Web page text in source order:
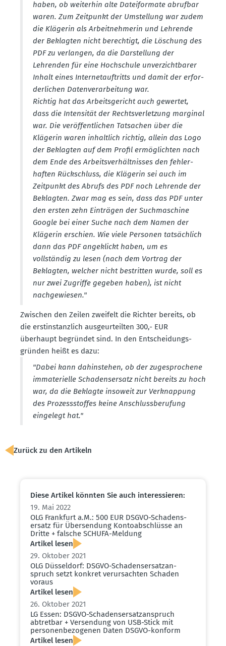
haben, ob weiterhin alte Datei­formate abrufbar
waren. Zum Zeitpunkt der Umstellung war zudem
die Klägerin als Arbeit­neh­merin und Lehrende
der Beklagten nicht berechtigt, die Löschung des
PDF zu verlangen, da die Darstellung der
Lehrenden für eine Hochschule unver­zicht­barer
Inhalt eines Inter­net­auf­tritts und damit der erfor­
der­lichen Daten­ver­ar­beitung war.
Richtig hat das Arbeits­ge­richt auch gewertet,
dass die Inten­sität der Rechts­ver­letzung marginal
war. Die veröf­fent­lichen Tatsachen über die
Klägerin waren inhaltlich richtig, allein das Logo
der Beklagten auf dem Profil ermög­lichten nach
dem Ende des Arbeits­ver­hält­nisses den fehler­
haften Rückschluss, die Klägerin sei auch im
Zeitpunkt des Abrufs des PDF noch Lehrende der
Beklagten. Zwar mag es sein, dass das PDF unter
den ersten zehn Einträgen der Suchma­schine
Google bei einer Suche nach dem Namen der
Klägerin erschien. Wie viele Personen tatsächlich
dann das PDF angeklickt haben, um es
vollständig zu lesen (nach dem Vortrag der
Beklagten, welcher nicht bestritten wurde, soll es
nur zwei Zugriffe gegeben haben), ist nicht
nachge­wiesen."
Zwischen den Zeilen zweifelt die Richter bereits, ob
die erstin­stanzlich ausge­ur­teilten 300,- EUR
überhaupt begründet sind. In den Entschei­dungs­
gründen heißt es dazu:
"Dabei kann dahin­stehen, ob der zugespro­chene
immate­rielle Schadens­ersatz nicht bereits zu hoch
war, da die Beklagte insoweit zur Verknappung
des Prozess­stoffes keine Anschluss­be­rufung
eingelegt hat."
Zurück zu den Artikeln
Diese Artikel könnten Sie auch inter­es­sieren:
19. Mai 2022
OLG Frankfurt a.M.: 500 EUR DSGVO-Schadens­
ersatz für Übersendung Konto­ab­schlüsse an
Dritte + falsche SCHUFA-Meldung
Artikel lesen
29. Oktober 2021
OLG Düsseldorf: DSGVO-Schadens­er­satz­an­
spruch setzt konkret verur­sachten Schaden
voraus
Artikel lesen
26. Oktober 2021
LG Essen: DSGVO-Schadens­er­satz­an­spruch
abtretbar + Versendung von USB-Stick mit
perso­nen­be­zo­genen Daten DSGVO-konform
Artikel lesen